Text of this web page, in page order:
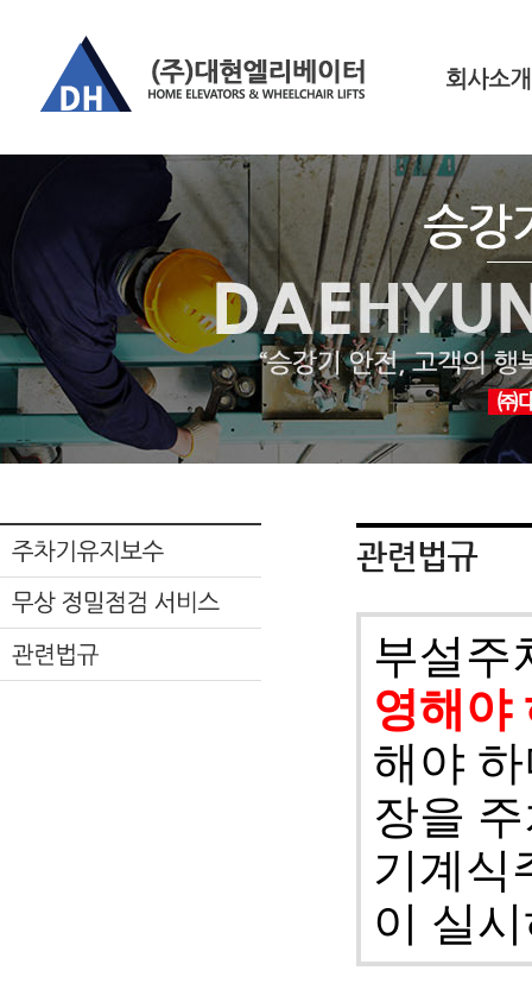
부설주
영해야
해야
장을
기계식
이 실